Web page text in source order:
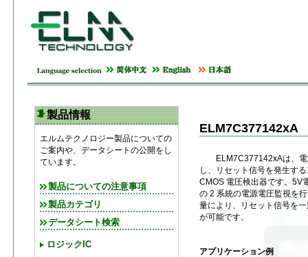
製品情報
エルムテクノロジー製品についての
ご案内や、データシートの公開をし
ています。
製品についての注意事項
製品カテゴリ
データシート検索
ロジックIC
ELM7C377142xA
ELM7C377142xAは、電
し、リセット信号を発生す
CMOS 電圧検出器です。5V
の 2 系統の電源電圧監視を
量により、リセット信号を
が可能です。
アプリケーション例